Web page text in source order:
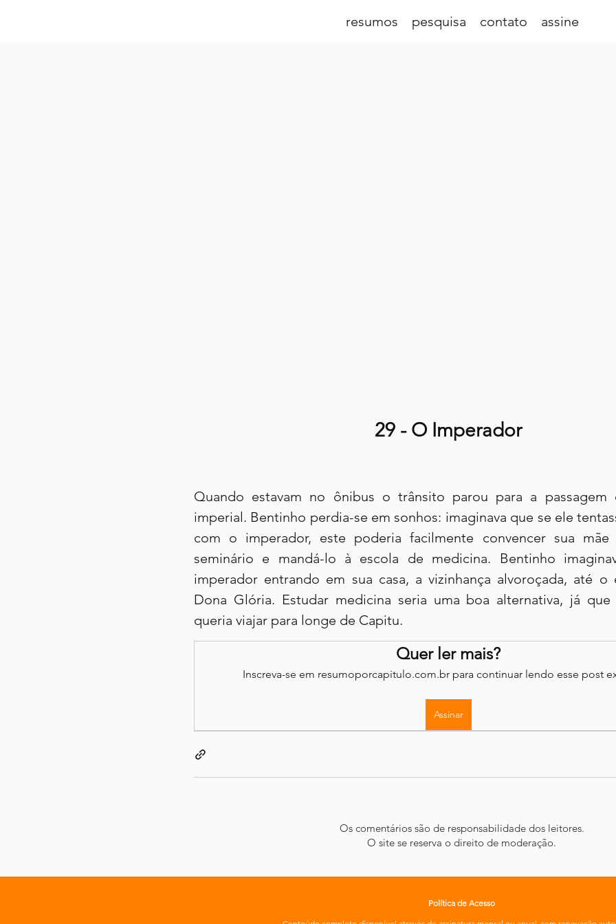
resumos pesquisa contato assine
29 - O Imperador
Quando estavam no ônibus o trânsito parou para a passagem
imperial. Bentinho perdia-se em sonhos: imaginava que se ele
com o imperador, este poderia facilmente convencer sua
seminário e mandá-lo à escola de medicina. Bentinho
imperador entrando em sua casa, a vizinhança alvoroçada, até o
Dona Glória. Estudar medicina seria uma boa alternativa, já
queria viajar para longe de Capitu.
Quer ler mais?
Inscreva-se em resumoporcapitulo.com.br para continuar lendo esse post
Assinar
Os comentários são de responsabilidade dos leitores.
O site se reserva o direito de moderação.
Política de Acesso